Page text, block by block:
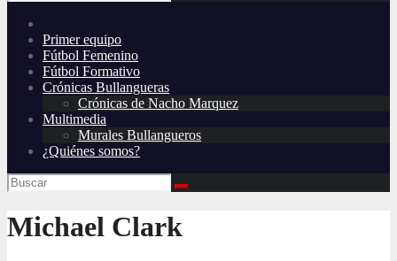
Primer equipo
Fútbol Femenino
Fútbol Formativo
Crónicas Bullangueras
Crónicas de Nacho Marquez
Multimedia
Murales Bullangueros
¿Quiénes somos?
Michael Clark